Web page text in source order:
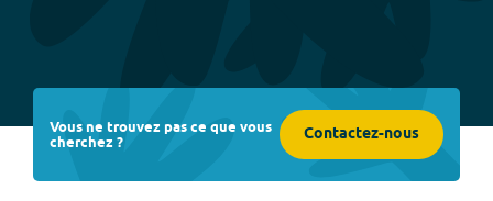
Vous ne trouvez pas ce que vous
cherchez ? Contactez-nous